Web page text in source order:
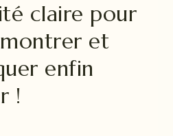
claire pour
et
enfin
!